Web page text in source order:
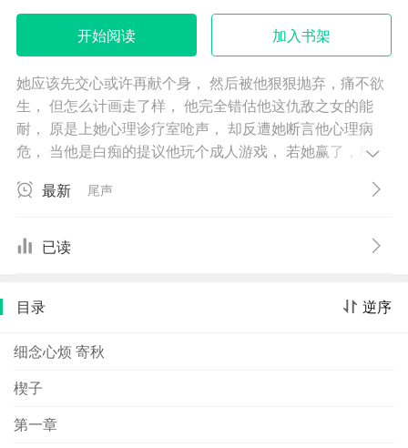
开始阅读 加入书架
她应该先交心或许再献个身， 然后被他狠狠抛弃，痛不欲
生， 但怎么计画走了样， 他完全错估他这仇敌之女的能
耐， 原是上她心理诊疗室呛声， 却反遭她断言他心理病
危， 当他是白痴的提议他玩个成人游戏， 若她赢了，所有
的复仇意志仍是自由的， 喊打喊杀清清喉咙张开嘴罢了，
最新 尾声
已读
逆序
目录
细念心烦 寄秋
楔子
第一章